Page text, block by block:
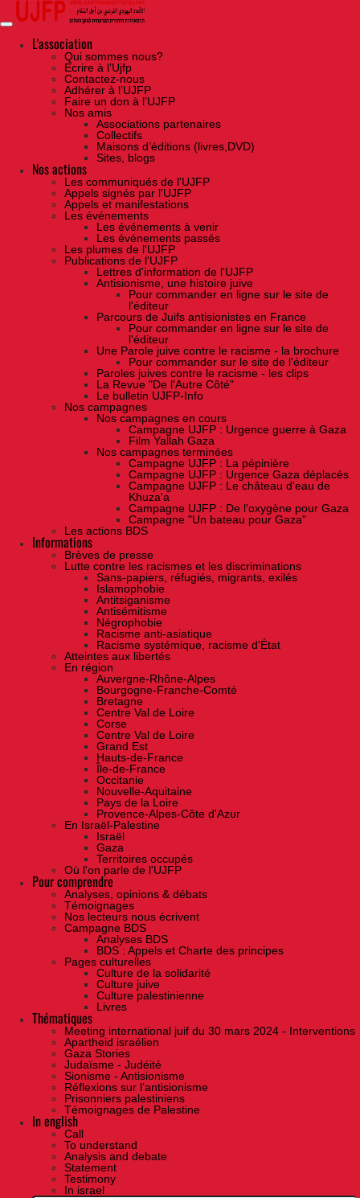
Skip
the
contentL'association
Qui sommes nous?
Ecrire à l’Ujfp
Contactez-nous
Adhérer à l’UJFP
Faire un don à l’UJFP
Nos amis
Associations partenaires
Collectifs
Maisons d’éditions (livres,DVD)
Sites, blogs
Nos actions
Les communiqués de l'UJFP
Appels signés par l'UJFP
Appels et manifestations
Les événements
Les événements à venir
Les événements passés
Les plumes de l'UJFP
Publications de l'UJFP
Lettres d'information de l'UJFP
Antisionisme, une histoire juive
Pour commander en ligne sur le site de
l'éditeur
Parcours de Juifs antisionistes en France
Pour commander en ligne sur le site de
l'éditeur
Une Parole juive contre le racisme - la brochure
Pour commander sur le site de l'éditeur
Paroles juives contre le racisme - les clips
La Revue "De l'Autre Côté"
Le bulletin UJFP-Info
Nos campagnes
Nos campagnes en cours
Campagne UJFP : Urgence guerre à Gaza
Film Yallah Gaza
Nos campagnes terminées
Campagne UJFP : La pépinière
Campagne UJFP : Urgence Gaza déplacés
Campagne UJFP : Le château d'eau de
Khuza'a
Campagne UJFP : De l'oxygène pour Gaza
Campagne "Un bateau pour Gaza"
Les actions BDS
Informations
Brèves de presse
Lutte contre les racismes et les discriminations
Sans-papiers, réfugiés, migrants, exilés
Islamophobie
Antitsiganisme
Antisémitisme
Négrophobie
Racisme anti-asiatique
Racisme systémique, racisme d'État
Atteintes aux libertés
En région
Auvergne-Rhône-Alpes
Bourgogne-Franche-Comté
Bretagne
Centre Val de Loire
Corse
Centre Val de Loire
Grand Est
Hauts-de-France
Île-de-France
Occitanie
Nouvelle-Aquitaine
Pays de la Loire
Provence-Alpes-Côte d'Azur
En Israël-Palestine
Israël
Gaza
Territoires occupés
Où l'on parle de l'UJFP
Pour comprendre
Analyses, opinions & débats
Témoignages
Nos lecteurs nous écrivent
Campagne BDS
Analyses BDS
BDS : Appels et Charte des principes
Pages culturelles
Culture de la solidarité
Culture juive
Culture palestinienne
Livres
Thématiques
Meeting international juif du 30 mars 2024 - Interventions
Apartheid israélien
Gaza Stories
Judaïsme - Judéité
Sionisme - Antisionisme
Réflexions sur l’antisionisme
Prisonniers palestiniens
Témoignages de Palestine
In english
Call
To understand
Analysis and debate
Statement
Testimony
In israel